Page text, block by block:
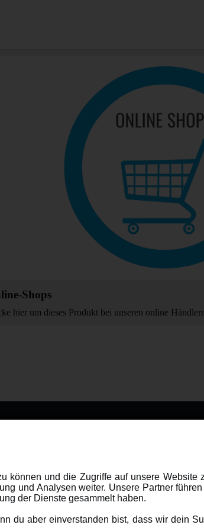
Shops
hier um dieses Produkt bei unseren online
Über uns
Karriere
Amewi Kataloge
und die Zugriffe auf unsere Website
und Analysen weiter. Unsere Partner
der Dienste gesammelt haben.
du aber einverstanden bist, dass wir dein